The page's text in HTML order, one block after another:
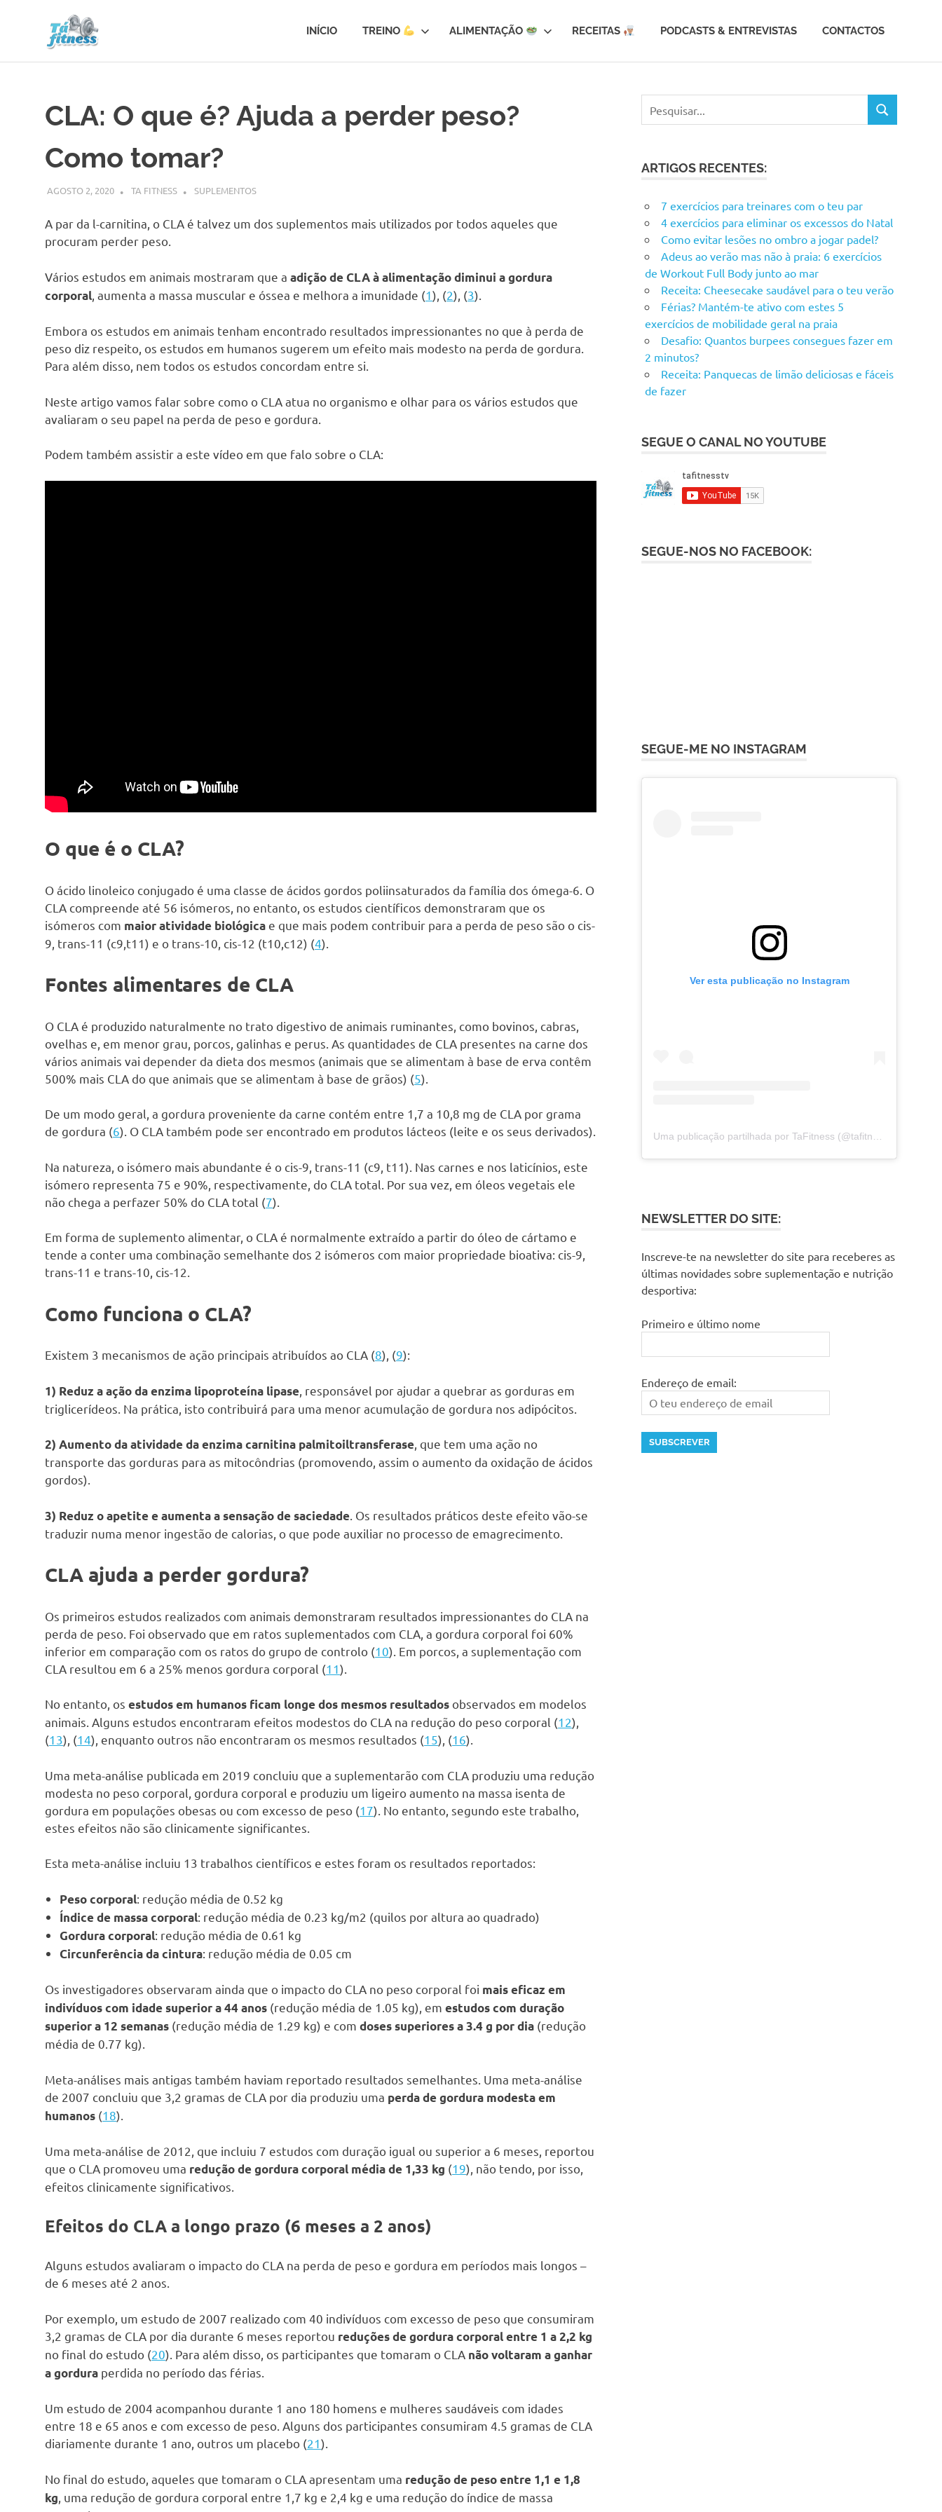
Fitness
motiva
um
de
saudável
INÍCIO TREINO ALIMENTAÇÃO RECEITAS PODCASTS & ENTREVISTAS CONTACTOS
CLA: O que é? Ajuda a perder peso?
Como tomar?
AGOSTO 2, 2020 TA FITNESS SUPLEMENTOS
A par da l-carnitina, o CLA é talvez um dos suplementos mais utilizados por todos aqueles que
procuram perder peso.
Vários estudos em animais mostraram que a adição de CLA à alimentação diminui a gordura
corporal , aumenta a massa muscular e óssea e melhora a imunidade (1), (2), (3).
Embora os estudos em animais tenham encontrado resultados impressionantes no que à perda de
peso diz respeito, os estudos em humanos sugerem um efeito mais modesto na perda de gordura.
Para além disso, nem todos os estudos concordam entre si.
Neste artigo vamos falar sobre como o CLA atua no organismo e olhar para os vários estudos que
avaliaram o seu papel na perda de peso e gordura.
Podem também assistir a este vídeo em que falo sobre o CLA:
O que é o CLA?
O ácido linoleico conjugado é uma classe de ácidos gordos poliinsaturados da família dos ómega-6. O
CLA compreende até 56 isómeros, no entanto, os estudos científicos demonstraram que os
isómeros com maior atividade biológica e que mais podem contribuir para a perda de peso são o cis-
9, trans-11 (c9,t11) e o trans-10, cis-12 (t10,c12) (4).
Fontes alimentares de CLA
O CLA é produzido naturalmente no trato digestivo de animais ruminantes, como bovinos, cabras,
ovelhas e, em menor grau, porcos, galinhas e perus. As quantidades de CLA presentes na carne dos
vários animais vai depender da dieta dos mesmos (animais que se alimentam à base de erva contêm
500% mais CLA do que animais que se alimentam à base de grãos) (5).
De um modo geral, a gordura proveniente da carne contém entre 1,7 a 10,8 mg de CLA por grama
de gordura (6). O CLA também pode ser encontrado em produtos lácteos (leite e os seus derivados).
Na natureza, o isómero mais abundante é o cis-9, trans-11 (c9, t11). Nas carnes e nos laticínios, este
isómero representa 75 e 90%, respectivamente, do CLA total. Por sua vez, em óleos vegetais ele
não chega a perfazer 50% do CLA total (7).
Em forma de suplemento alimentar, o CLA é normalmente extraído a partir do óleo de cártamo e
tende a conter uma combinação semelhante dos 2 isómeros com maior propriedade bioativa: cis-9,
trans-11 e trans-10, cis-12.
Como funciona o CLA?
Existem 3 mecanismos de ação principais atribuídos ao CLA (8), (9):
1) Reduz a ação da enzima lipoproteína lipase , responsável por ajudar a quebrar as gorduras em
triglicerídeos. Na prática, isto contribuirá para uma menor acumulação de gordura nos adipócitos.
2) Aumento da atividade da enzima carnitina palmitoiltransferase, que tem uma ação no
transporte das gorduras para as mitocôndrias (promovendo, assim o aumento da oxidação de ácidos
gordos).
3) Reduz o apetite e aumenta a sensação de saciedade . Os resultados práticos deste efeito vão-se
traduzir numa menor ingestão de calorias, o que pode auxiliar no processo de emagrecimento.
CLA ajuda a perder gordura?
Os primeiros estudos realizados com animais demonstraram resultados impressionantes do CLA na
perda de peso. Foi observado que em ratos suplementados com CLA, a gordura corporal foi 60%
inferior em comparação com os ratos do grupo de controlo (10). Em porcos, a suplementação com
CLA resultou em 6 a 25% menos gordura corporal (11).
No entanto, os estudos em humanos ficam longe dos mesmos resultados observados em modelos
animais. Alguns estudos encontraram efeitos modestos do CLA na redução do peso corporal (12),
(13), (14), enquanto outros não encontraram os mesmos resultados (15), (16).
Uma meta-análise publicada em 2019 concluiu que a suplementarão com CLA produziu uma redução
modesta no peso corporal, gordura corporal e produziu um ligeiro aumento na massa isenta de
gordura em populações obesas ou com excesso de peso (17). No entanto, segundo este trabalho,
estes efeitos não são clinicamente significantes.
Esta meta-análise incluiu 13 trabalhos científicos e estes foram os resultados reportados:
Peso corporal: redução média de 0.52 kg
Índice de massa corporal: redução média de 0.23 kg/m2 (quilos por altura ao quadrado)
Gordura corporal: redução média de 0.61 kg
Circunferência da cintura: redução média de 0.05 cm
Os investigadores observaram ainda que o impacto do CLA no peso corporal foi mais eficaz em
indivíduos com idade superior a 44 anos (redução média de 1.05 kg), em estudos com duração
superior a 12 semanas (redução média de 1.29 kg) e com doses superiores a 3.4 g por dia (redução
média de 0.77 kg).
Meta-análises mais antigas também haviam reportado resultados semelhantes. Uma meta-análise
de 2007 concluiu que 3,2 gramas de CLA por dia produziu uma perda de gordura modesta em
humanos (18).
Uma meta-análise de 2012, que incluiu 7 estudos com duração igual ou superior a 6 meses, reportou
que o CLA promoveu uma redução de gordura corporal média de 1,33 kg (19), não tendo, por isso,
efeitos clinicamente significativos.
Efeitos do CLA a longo prazo (6 meses a 2 anos)
Alguns estudos avaliaram o impacto do CLA na perda de peso e gordura em períodos mais longos –
de 6 meses até 2 anos.
Por exemplo, um estudo de 2007 realizado com 40 indivíduos com excesso de peso que consumiram
3,2 gramas de CLA por dia durante 6 meses reportou reduções de gordura corporal entre 1 a 2,2 kg
no final do estudo (20). Para além disso, os participantes que tomaram o CLA não voltaram a ganhar
a gordura perdida no período das férias.
Um estudo de 2004 acompanhou durante 1 ano 180 homens e mulheres saudáveis com idades
entre 18 e 65 anos e com excesso de peso. Alguns dos participantes consumiram 4.5 gramas de CLA
diariamente durante 1 ano, outros um placebo (21).
No final do estudo, aqueles que tomaram o CLA apresentam uma redução de peso entre 1,1 e 1,8
kg , uma redução de gordura corporal entre 1,7 kg e 2,4 kg e uma redução do índice de massa
ARTIGOS RECENTES:
7 exercícios para treinares com o teu par
4 exercícios para eliminar os excessos do Natal
Como evitar lesões no ombro a jogar padel?
Adeus ao verão mas não à praia: 6 exercícios
de Workout Full Body junto ao mar
Receita: Cheesecake saudável para o teu verão
Férias? Mantém-te ativo com estes 5
exercícios de mobilidade geral na praia
Desafio: Quantos burpees consegues fazer em
2 minutos?
Receita: Panquecas de limão deliciosas e fáceis
de fazer
SEGUE O CANAL NO YOUTUBE
SEGUE-NOS NO FACEBOOK:
SEGUE-ME NO INSTAGRAM
Ver esta publicação no Instagram
NEWSLETTER DO SITE:
Inscreve-te na newsletter do site para receberes as
últimas novidades sobre suplementação e nutrição
desportiva:
Primeiro e último nome
Endereço de email: